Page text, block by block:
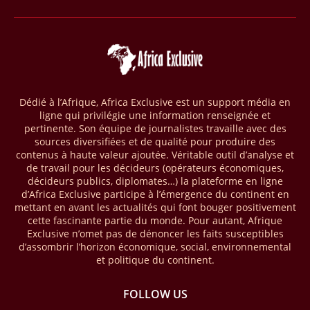
Selon le rapport publié par l’Association mondiale des opérateurs de
par les comptes de mobile money en Afrique au cours de l'année
2025, en hausse d'environ 27 % par rapport à 2024. Le rapport intitulé
« The State of the Industry Report on Mobile Money 2026 » précise
mobile money réalisées à l’échelle mondiale, qui s’est établie à 2091
milliards USD (+23 % par rapport à 2024). L’Afrique a également
enregistré environ 74 % du nombre de transactions de Mobile money
répertoriées l’an passé dans le monde, avec environ 92 milliards de
transactions (+16 % par rapport à 2024) sur un total de 125 milliards
dans le monde.
28/03/26 AFRIQUE - ECONOMIE CREATIVE
Une rapport publié dernièrement par le Boston Consulting Group, et
intitulé « Africa Unleashed: Empowering Women in Creative Industries
», dresse un état des lieux saisissant de l'économie créative africaine
à la fois dynamique et structurellement négligé. Ce secteur,
les contenus numériques, représente aujourd'hui environ 59 milliards
Dédié à l’Afrique, Africa Exclusive est un support média en
ligne qui privilégie une information renseignée et
pertinente. Son équipe de journalistes travaille avec des
sources diversifiées et de qualité pour produire des
contenus à haute valeur ajoutée. Véritable outil d’analyse et
de travail pour les décideurs (opérateurs économiques,
décideurs publics, diplomates…) la plateforme en ligne
d’Africa Exclusive participe à l’émergence du continent en
mettant en avant les actualités qui font bouger positivement
cette fascinante partie du monde. Pour autant, Afrique
Exclusive n’omet pas de dénoncer les faits susceptibles
d’assombrir l’horizon économique, social, environnemental
et politique du continent.
FOLLOW US